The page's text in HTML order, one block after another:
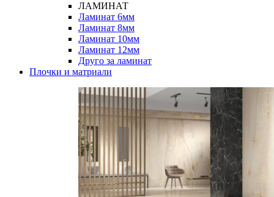
ЛАМИНАТ
Ламинат 6мм
Ламинат 8мм
Ламинат 10мм
Ламинат 12мм
Друго за ламинат
Плочки и матриали